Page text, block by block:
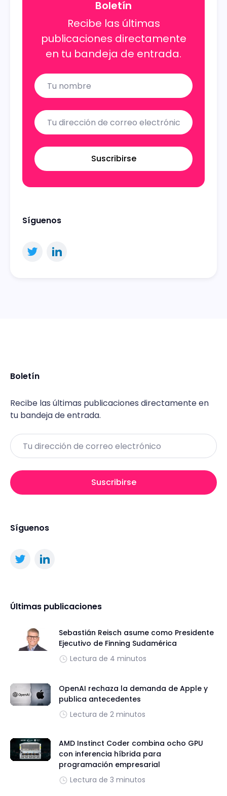
Boletín
Recibe las últimas
publicaciones directamente
en tu bandeja de entrada.
Name
Email
Suscribirse
Síguenos
Boletín
Recibe las últimas publicaciones directamente en
tu bandeja de entrada.
Email
Suscribirse
Síguenos
Últimas publicaciones
Sebastián Reisch asume como Presidente
Ejecutivo de Finning Sudamérica
Lectura de 4 minutos
OpenAI rechaza la demanda de Apple y
publica antecedentes
Lectura de 2 minutos
AMD Instinct Coder combina ocho GPU
con inferencia híbrida para
programación empresarial
Lectura de 3 minutos